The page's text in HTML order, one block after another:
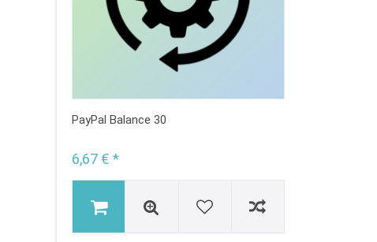
PayPal Balance 30
6,67 € *